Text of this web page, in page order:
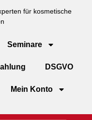
für kosmetische
Seminare
DSGVO
Mein Konto